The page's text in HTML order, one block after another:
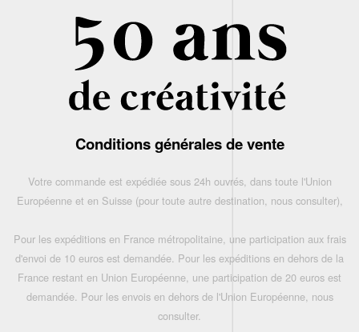
Conditions générales de vente
Votre commande est expédiée sous 24h ouvrés, dans toute l'Union
Européenne et en Suisse (pour toute autre destination, nous consulter),
Pour les expéditions en France métropolitaine, une participation aux frais
d'envoi de 10 euros est demandée. Pour les expéditions en dehors de la
France restant en Union Européenne, une participation de 20 euros est
demandée. Pour les envois en dehors de l'Union Européenne, nous
consulter.